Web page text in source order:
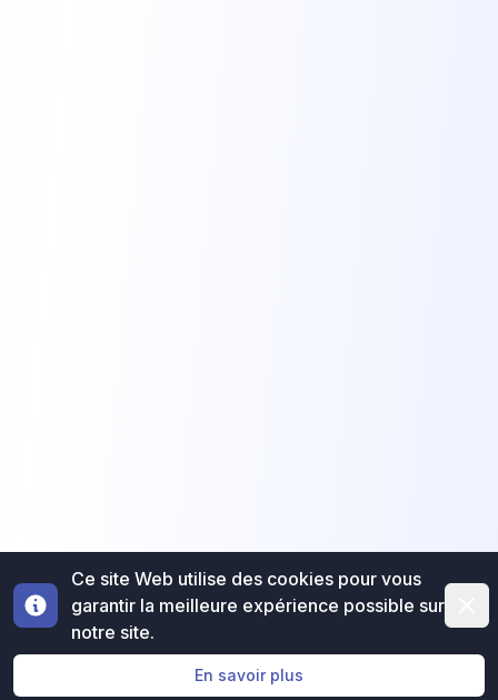
Ce site Web utilise des cookies pour vous
garantir la meilleure expérience possible sur
notre site.
En savoir plus